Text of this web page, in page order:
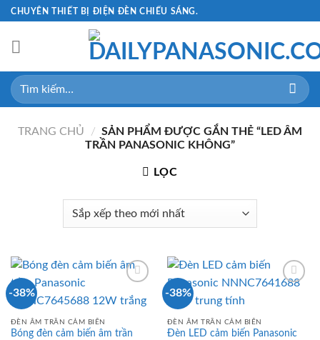
Skip
content
CHUYÊN THIẾT BỊ ĐIỆN ĐÈN CHIẾU SÁNG.
Tìm
kiếm:
TRANG CHỦ / SẢN PHẨM ĐƯỢC GẮN THẺ “LED ÂM
TRẦN PANASONIC KHÔNG”
LỌC
-38%
ĐÈN ÂM TRẦN CẢM BIẾN
Bóng đèn cảm biến âm trần
-38%
ĐÈN ÂM TRẦN CẢM BIẾN
Đèn LED cảm biến Panasonic